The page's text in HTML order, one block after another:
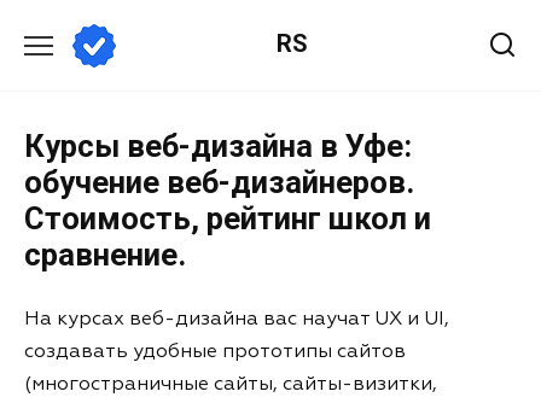
RS
Курсы веб-дизайна в Уфе:
обучение веб-дизайнеров.
Стоимость, рейтинг школ и
сравнение.
На курсах веб-дизайна вас научат UX и UI,
создавать удобные прототипы сайтов
(многостраничные сайты, сайты-визитки,